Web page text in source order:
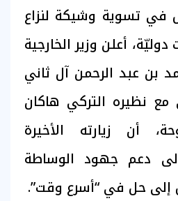
في تسوية وشيكة لنزاع
أعلن وزير الخارجية
بن عبد الرحمن آل ثاني
نظيره التركي هاكان
أن زيارته الأخيرة
دعم جهود الوساطة
إلى حل في “أسرع وقت”.